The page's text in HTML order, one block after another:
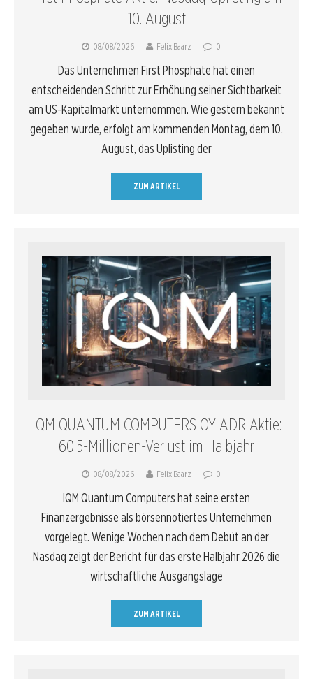
10. August
08/08/2026 Felix Baarz 0
Das Unternehmen First Phosphate hat einen
entscheidenden Schritt zur Erhöhung seiner Sichtbarkeit
am US-Kapitalmarkt unternommen. Wie gestern bekannt
gegeben wurde, erfolgt am kommenden Montag, dem 10.
August, das Uplisting der
ZUM ARTIKEL
IQM QUANTUM COMPUTERS OY-ADR Aktie:
60,5-Millionen-Verlust im Halbjahr
08/08/2026 Felix Baarz 0
IQM Quantum Computers hat seine ersten
Finanzergebnisse als börsennotiertes Unternehmen
vorgelegt. Wenige Wochen nach dem Debüt an der
Nasdaq zeigt der Bericht für das erste Halbjahr 2026 die
wirtschaftliche Ausgangslage
ZUM ARTIKEL